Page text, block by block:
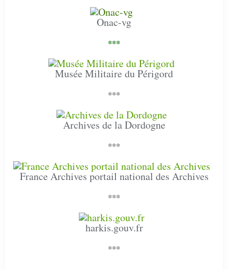
Onac-vg
***
Musée Militaire du Périgord
***
Archives de la Dordogne
***
France Archives portail national des Archives
***
harkis.gouv.fr
***